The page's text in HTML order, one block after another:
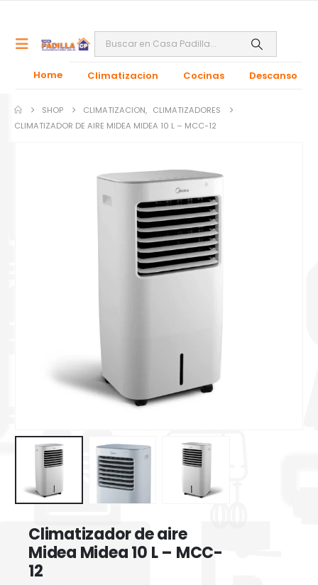
Home Climatizacion Cocinas Descanso
SHOP CLIMATIZACION, CLIMATIZADORES
CLIMATIZADOR DE AIRE MIDEA MIDEA 10 L – MCC-12
Climatizador de aire
Midea Midea 10 L – MCC-
12